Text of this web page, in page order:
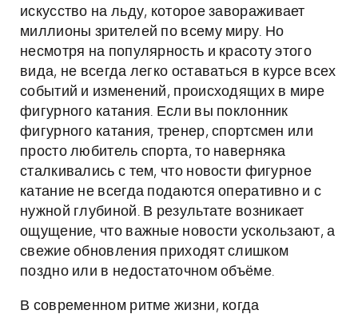
искусство на льду, которое завораживает
миллионы зрителей по всему миру. Но
несмотря на популярность и красоту этого
вида, не всегда легко оставаться в курсе всех
событий и изменений, происходящих в мире
фигурного катания. Если вы поклонник
фигурного катания, тренер, спортсмен или
просто любитель спорта, то наверняка
сталкивались с тем, что новости фигурное
катание не всегда подаются оперативно и с
нужной глубиной. В результате возникает
ощущение, что важные новости ускользают, а
свежие обновления приходят слишком
поздно или в недостаточном объёме.
В современном ритме жизни, когда